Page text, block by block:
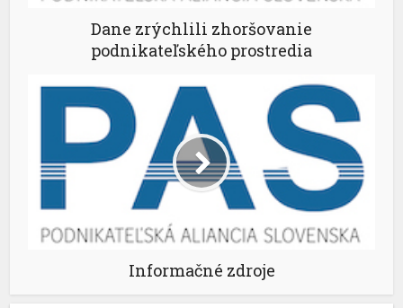
Dane zrýchlili zhoršovanie
podnikateľského prostredia
Informačné zdroje